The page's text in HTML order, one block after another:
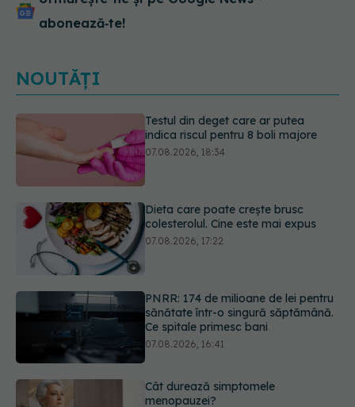
abonează‑te!
NOUTĂȚI
Dieta care poate crește brusc
colesterolul. Cine este mai expus
PNRR: 174 de milioane de lei pentru
sănătate într-o singură săptămână.
Cât durează simptomele
menopauzei?
07.08.2026, 15:14
Ți-ai mărit buzele? Cele 4 greșeli